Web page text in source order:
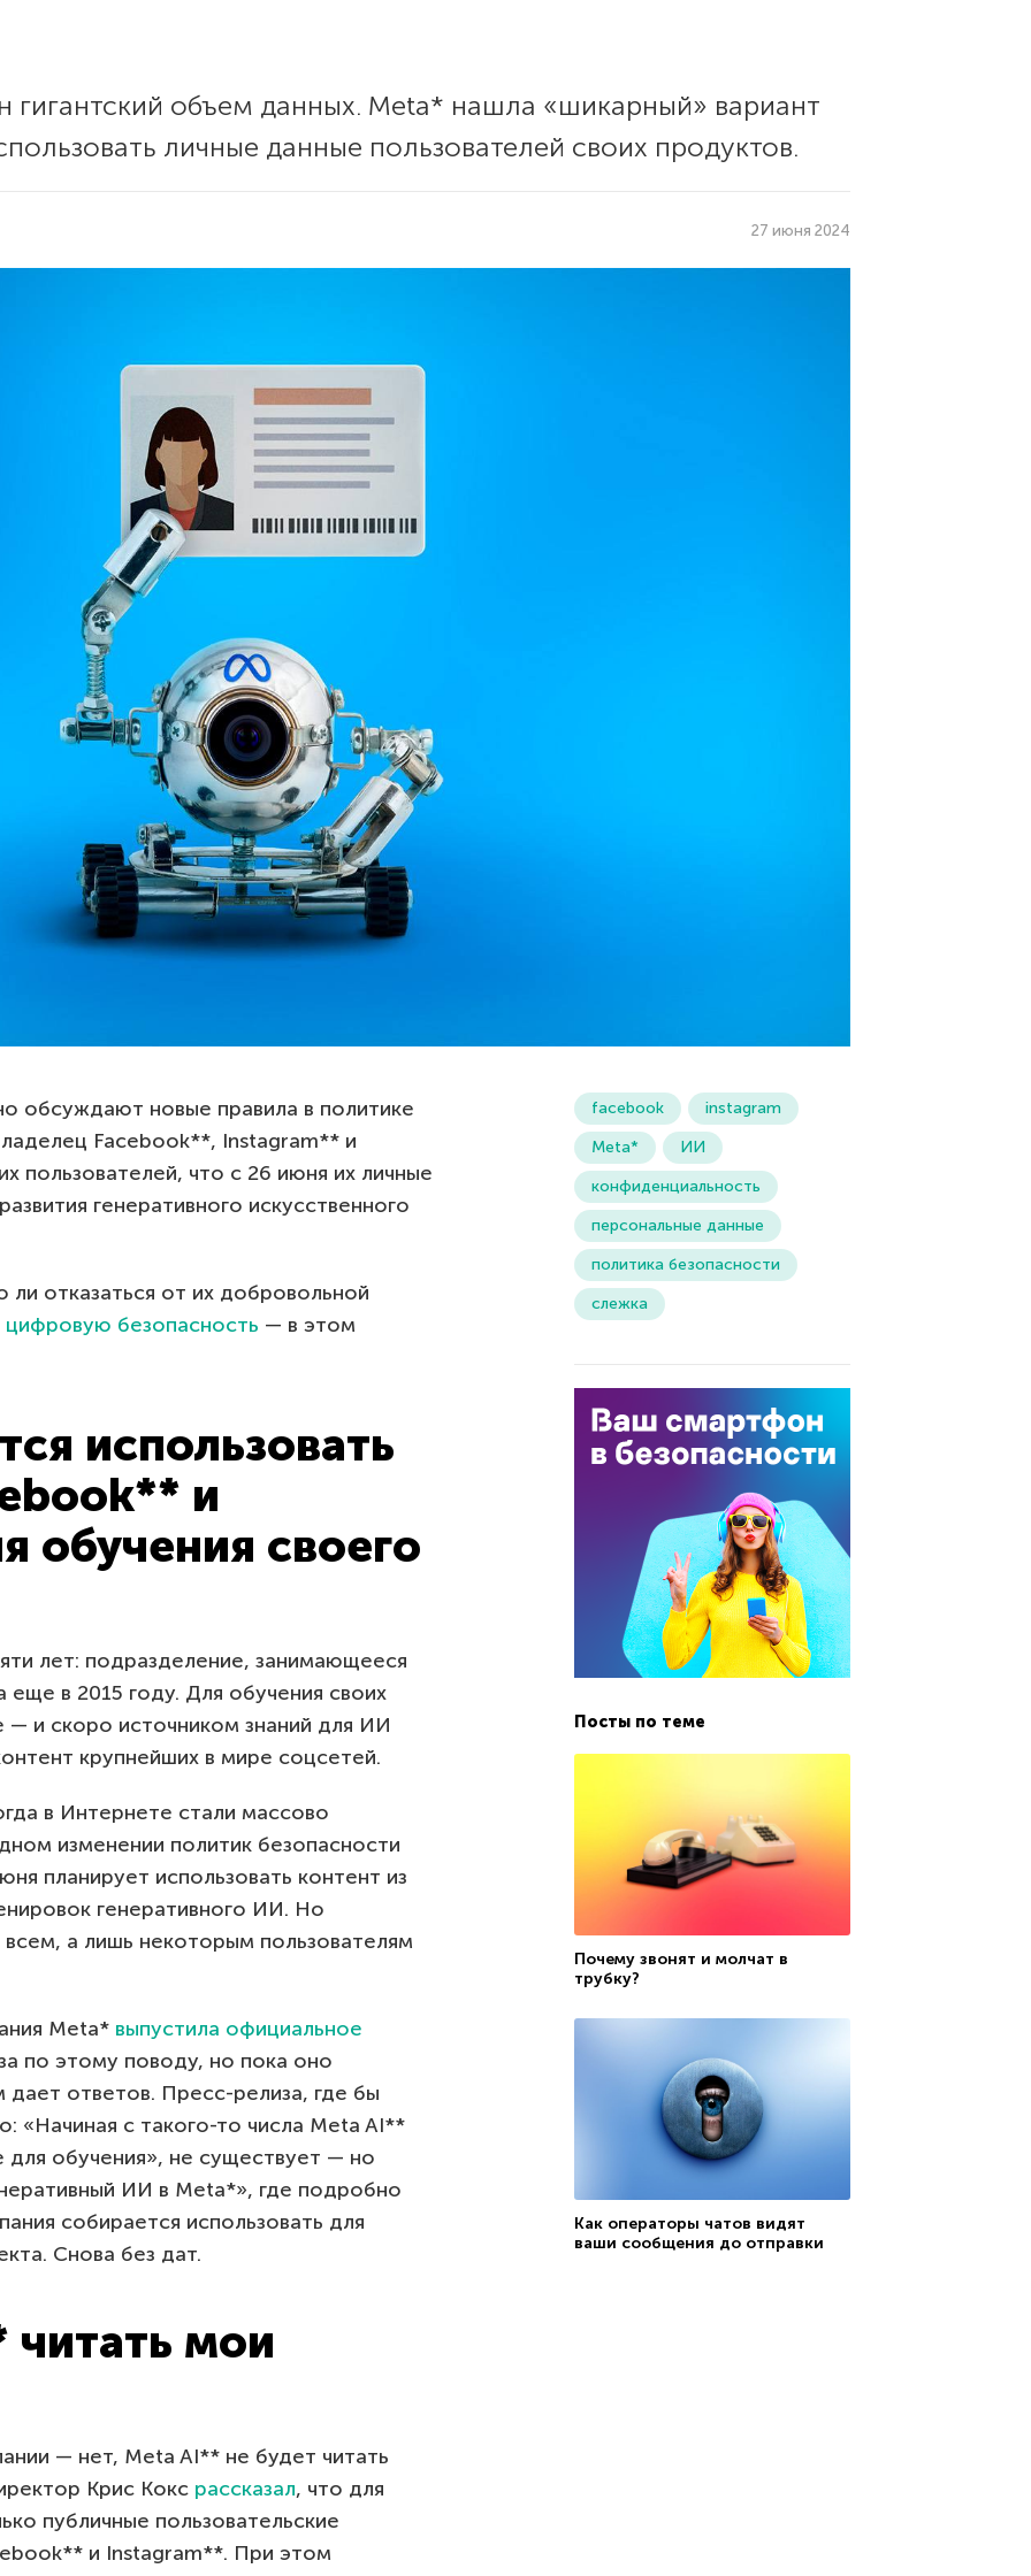
объем данных. Meta* нашла «шикарный» вариант
личные данные пользователей своих продуктов.
27 июня 2024
обсуждают новые правила в политике
Facebook**, Instagram** и
пользователей, что с 26 июня их личные
генеративного искусственного
отказаться от их добровольной
цифровую безопасность — в этом
использовать
и
обучения своего
лет: подразделение, занимающееся
в 2015 году. Для обучения своих
и скоро источником знаний для ИИ
крупнейших в мире соцсетей.
в Интернете стали массово
изменении политик безопасности
планирует использовать контент из
генеративного ИИ. Но
а лишь некоторым пользователям
Meta* выпустила официальное
по этому поводу, но пока оно
ответов. Пресс-релиза, где бы
«Начиная с такого-то числа Meta AI**
для обучения», не существует — но
ИИ в Meta*», где подробно
собирается использовать для
Снова без дат.
читать мои
— нет, Meta AI** не будет читать
Крис Кокс рассказал, что для
публичные пользовательские
и Instagram**. При этом
facebook
instagram
Meta*
ИИ
конфиденциальность
персональные данные
политика безопасности
слежка
Посты по теме
Почему звонят и молчат в
трубку?
Как операторы чатов видят
ваши сообщения до отправки